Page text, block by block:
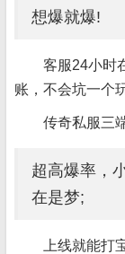
想爆就爆!
客服24小时
账，不会坑一个
传奇私服三
超高爆率，
在是梦;
上线就能打